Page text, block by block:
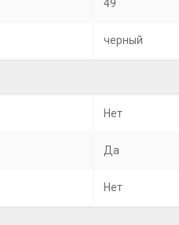
49
черный
Нет
Да
Нет